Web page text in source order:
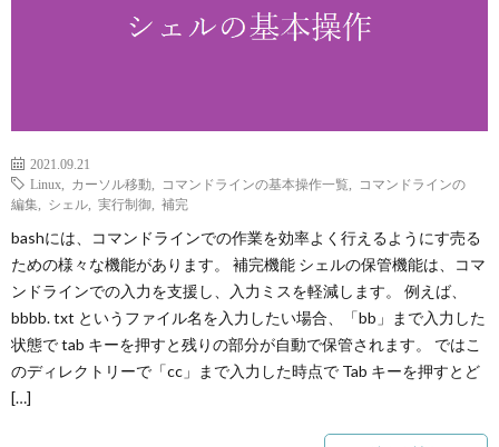
MAIL
2021.09.21
Linux
カーソル移動 コマンドラインの基本操作一覧
コマンドラインの
編集
シェル 実行制御 補完
bashには、コマンドラインでの作業を効率よく行えるようにす売る
ための様々な機能があります。 補完機能 シェルの保管機能は、コマ
ンドラインでの入力を支援し、入力ミスを軽減します。 例えば、
bbbb. txt というファイル名を入力したい場合、「bb」まで入力した
状態で tab キーを押すと残りの部分が自動で保管されます。 ではこ
のディレクトリーで「cc」まで入力した時点で Tab キーを押すとど
[…]